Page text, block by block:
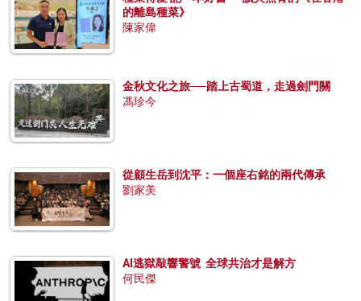
的離島種菜》
陳家偉
金秋文化之旅──踏上古蜀道，走過劍門關
馮珍今
從顧生岳到沈平：一個座右銘的兩代傳承
劉家美
AI逃獄敲響警號 全球共治才是解方
何民傑